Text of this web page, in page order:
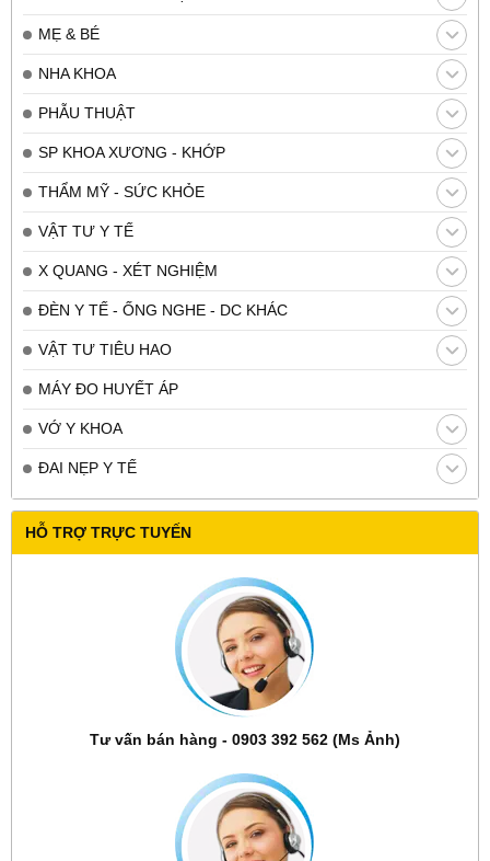
MẸ & BÉ
NHA KHOA
PHẪU THUẬT
SP KHOA XƯƠNG - KHỚP
THẨM MỸ - SỨC KHỎE
VẬT TƯ Y TẾ
X QUANG - XÉT NGHIỆM
ĐÈN Y TẾ - ỐNG NGHE - DC KHÁC
VẬT TƯ TIÊU HAO
MÁY ĐO HUYẾT ÁP
VỚ Y KHOA
ĐAI NẸP Y TẾ
HỖ TRỢ TRỰC TUYẾN
Tư vấn bán hàng - 0903 392 562 (Ms Ảnh)